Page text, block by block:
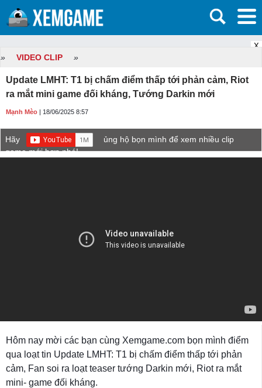
X
» VIDEO CLIP »
Update LMHT: T1 bị chấm điểm thấp tới phản cảm, Riot
ra mắt mini game đối kháng, Tướng Darkin mới
Mạnh Mèo | 18/06/2025 8:57
Hãy
ủng hộ bọn mình để xem nhiều clip
game mới hơn nhé!
Hôm nay mời các bạn cùng Xemgame.com bọn mình điểm
qua loạt tin Update LMHT: T1 bị chấm điểm thấp tới phản
cảm, Fan soi ra loạt teaser tướng Darkin mới, Riot ra mắt
mini- game đối kháng.